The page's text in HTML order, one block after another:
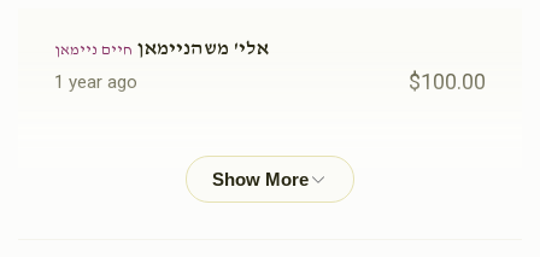
אלי' משהניימאן חיים ניימאן
1 year ago $100.00
משה חיים ראזענפעלד